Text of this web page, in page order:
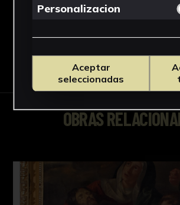
OBRAS
Personalizacion
Aceptar
seleccionadas